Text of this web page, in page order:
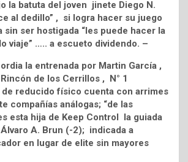
la batuta del joven jinete Diego N.
al dedillo” , si logra hacer su juego
sin ser hostigada “les puede hacer la
viaje” ….. a escueto dividendo. –
la entrenada por Martin García ,
de los Cerrillos , N° 1
de reducido físico cuenta con arrimes
compañías análogas; “de las
esta hija de Keep Control la guiada
A. Brun (-2); indicada a
en lugar de elite sin mayores